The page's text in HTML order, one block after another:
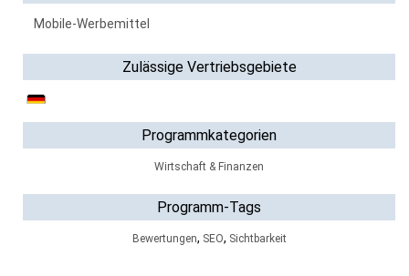
Mobile-Werbemittel
Zulässige Vertriebsgebiete
Programmkategorien
Wirtschaft & Finanzen
Programm-Tags
Bewertungen, SEO, Sichtbarkeit